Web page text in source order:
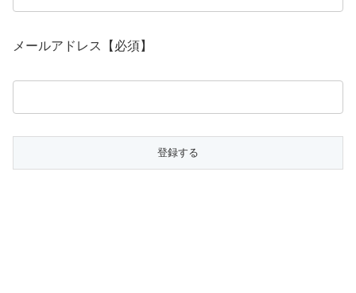
メールアドレス【必須】